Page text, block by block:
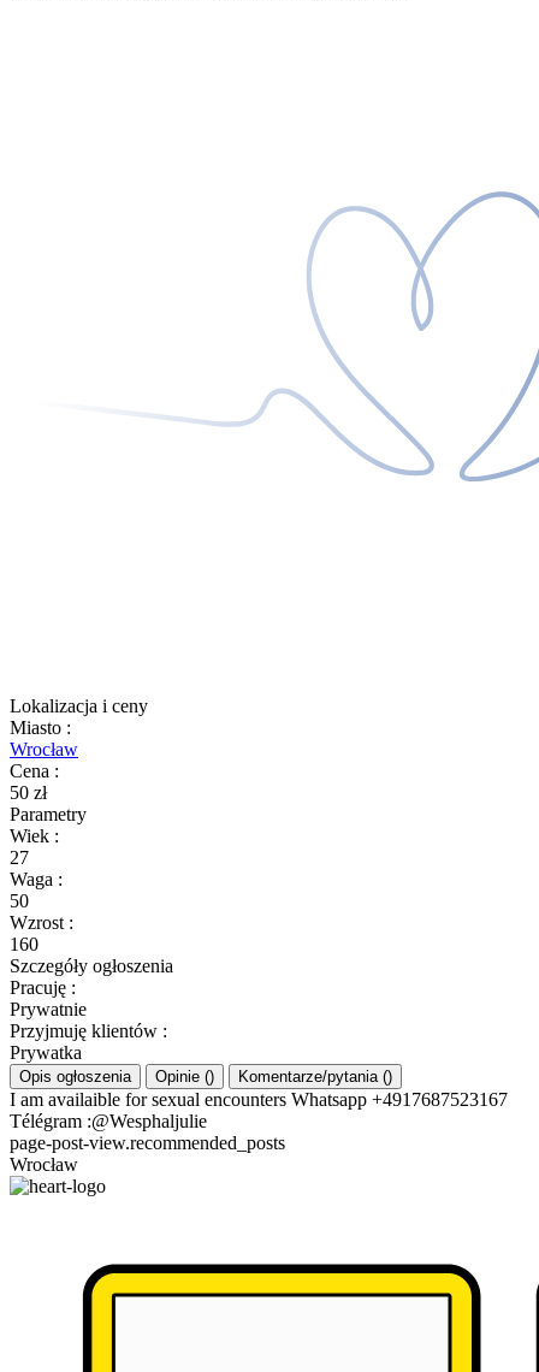
Lokalizacja i ceny
Miasto :
Wrocław
Cena :
50 zł
Parametry
Wiek :
27
Waga :
50
Wzrost :
160
Szczegóły ogłoszenia
Pracuję :
Prywatnie
Przyjmuję klientów :
Prywatka
Opis ogłoszenia Opinie () Komentarze/pytania ()
I am availaible for sexual encounters Whatsapp +4917687523167
Télégram :@Wesphaljulie
page-post-view.recommended_posts
Wrocław